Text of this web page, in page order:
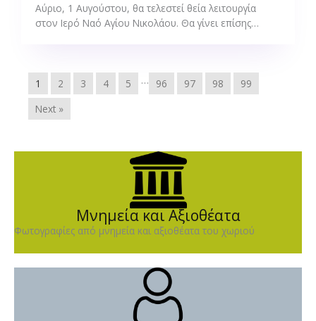
Αύριο, 1 Αυγούστου, θα τελεστεί θεία λειτουργία
στον Ιερό Ναό Αγίου Νικολάου. Θα γίνει επίσης…
1 2 3 4 5 … 96 97 98
99
Next »
Μνημεία και Αξιοθέατα
Φωτογραφίες από μνημεία και αξιοθέατα του χωριού